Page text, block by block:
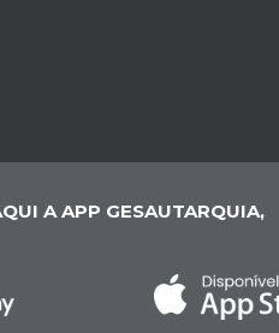
A APP GESAUTARQUIA,